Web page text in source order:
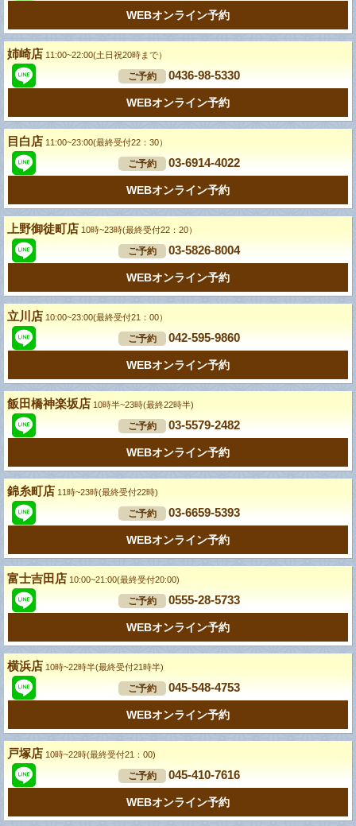
WEBオンライン予約
姉崎店 11:00~22:00(土日祝20時まで）
ご予約 0436-98-5330
WEBオンライン予約
目白店 11:00~23:00(最終受付22：30）
ご予約 03-6914-4022
WEBオンライン予約
上野御徒町店 10時~23時(最終受付22：20）
ご予約 03-5826-8004
WEBオンライン予約
立川店 10:00~23:00(最終受付21：00）
ご予約 042-595-9860
WEBオンライン予約
飯田橋神楽坂店 10時半~23時(最終22時半)
ご予約 03-5579-2482
WEBオンライン予約
錦糸町店 11時~23時(最終受付22時)
ご予約 03-6659-5393
WEBオンライン予約
富士吉田店 10:00~21:00(最終受付20:00)
ご予約 0555-28-5733
WEBオンライン予約
横浜店 10時~22時半(最終受付21時半)
ご予約 045-548-4753
WEBオンライン予約
戸塚店 10時~22時(最終受付21：00)
ご予約 045-410-7616
WEBオンライン予約